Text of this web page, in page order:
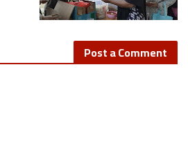
Post a Comment